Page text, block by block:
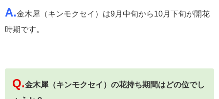
A.金木犀（キンモクセイ）は9月中旬から10月下旬が開花
時期です。
Q.金木犀（キンモクセイ）の花持ち期間はどの位でし